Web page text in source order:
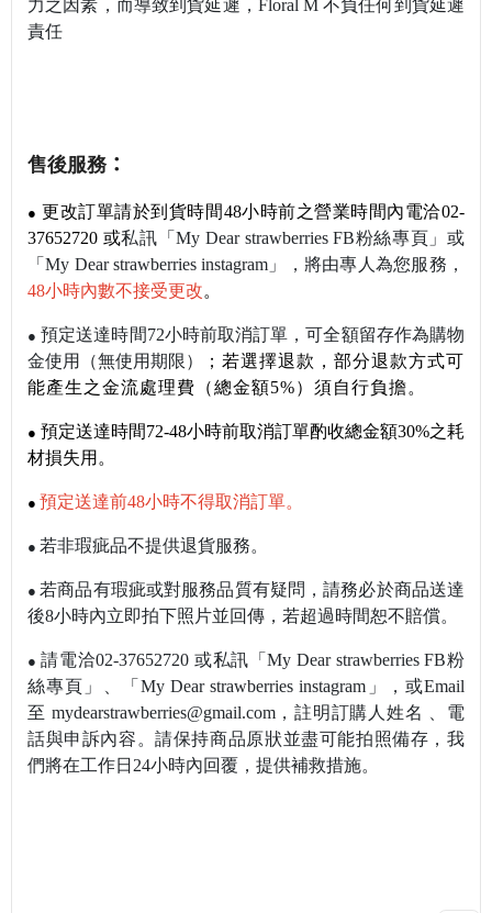
力之因素，而導致到貨延遲， Floral M不負任何到貨延遲
責任
售後服務：
● 更改訂單請於到貨時間48小時前之營業時間內電洽02-
37652720 或私訊 「My Dear strawberries FB粉絲專頁」或
「My Dear strawberries instagram」，將由專人為您服務，
48小時內數不接受更改。
● 預定送達時間72小時前取消訂單，可全額留存作為購物
金使用（無使用期限）
；若選擇退款，部分退款方式可
能產生之金流處理費（總金額5%）須自行負擔。
● 預定送達時間72-48小時前取消訂單酌收總金額30%之耗
材損失用。
● 預定送達前48小時不得取消訂單。
● 若非瑕疵品不提供退貨服務。
●若商品有瑕疵或對服務品質有疑問，請務必於商品送達
後8小時內立即拍下照片並回傳，若超過時間恕不賠償。
●請電洽02-37652720 或私訊 「My Dear strawberries FB粉
絲專頁」
「My Dear strawberries instagram」，或Email
至 mydearstrawberries@gmail.com，註明訂購人姓名
、電
話與申訴內容。請保持商品原狀並盡可能拍照備存，我
們將在工作日24小時內回覆，提供補救措施。